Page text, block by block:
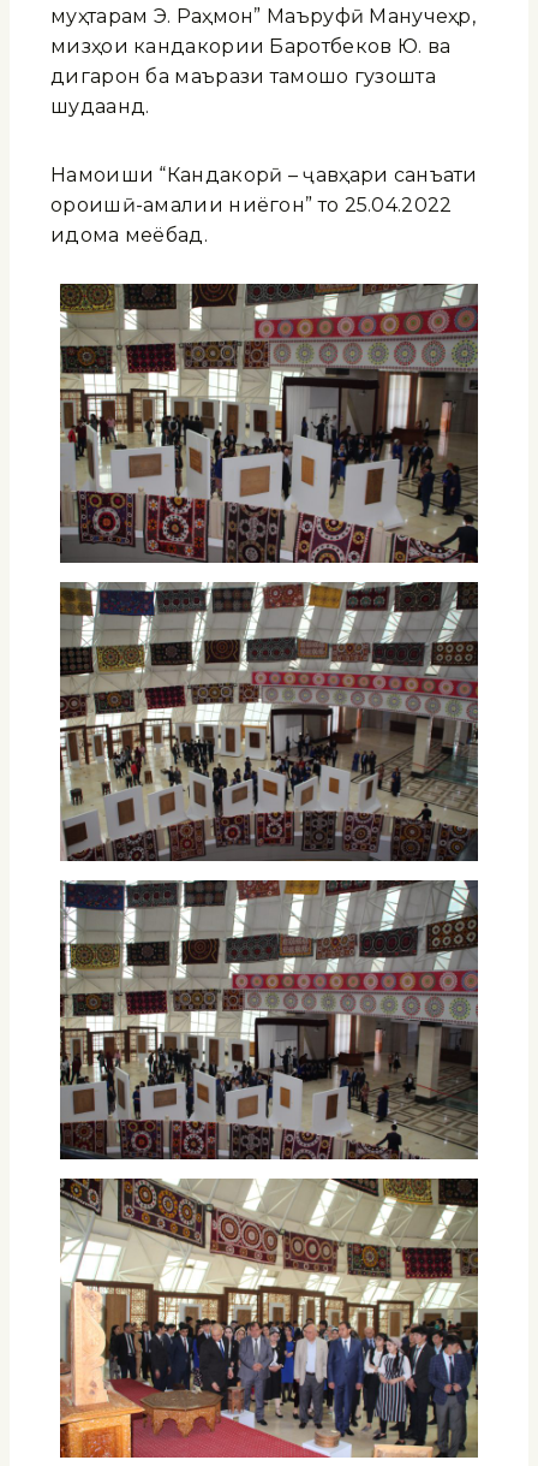
муҳтарам Э. Раҳмон” Маъруфӣ Манучеҳр,
мизҳои кандакории Баротбеков Ю. ва
дигарон ба маърази тамошо гузошта
шудаанд.
Намоиши “Кандакорӣ – ҷавҳари санъати
ороишӣ-амалии ниёгон” то 25.04.2022
идома меёбад.